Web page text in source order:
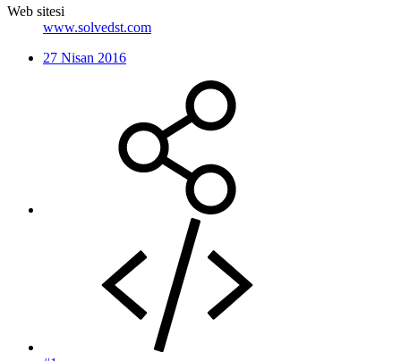
Web sitesi
www.solvedst.com
27 Nisan 2016